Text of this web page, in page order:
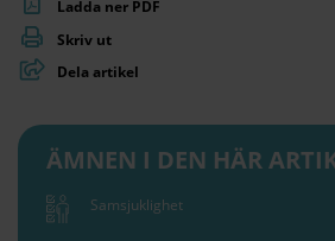
Ladda ner PDF
Skriv ut
Dela artikel
ÄMNEN I DEN HÄR
Samsjuklighet